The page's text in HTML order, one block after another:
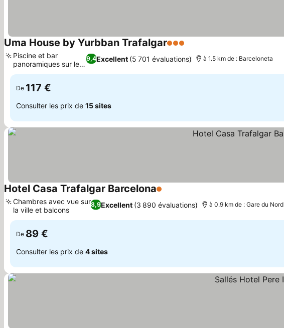
Uma House by Yurbban Trafalgar3 Étoiles
9,4Excellent (5 701 évaluations)
Piscine et bar
panoramiques sur le
toit
à 1.5 km de : Barceloneta
De 117 €
Consulter les prix de 15 sites
Hotel Casa Trafalgar Barcelona1 Étoiles
8,9Excellent (3 890 évaluations)
Chambres avec vue sur
la ville et balcons
à 0.9 km de : Gare du Nord
De 89 €
Consulter les prix de 4 sites